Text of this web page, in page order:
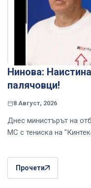
Нинова:
палячовци!
8 Август, 2026
Днес министърът на
МС с тениска на
Прочети